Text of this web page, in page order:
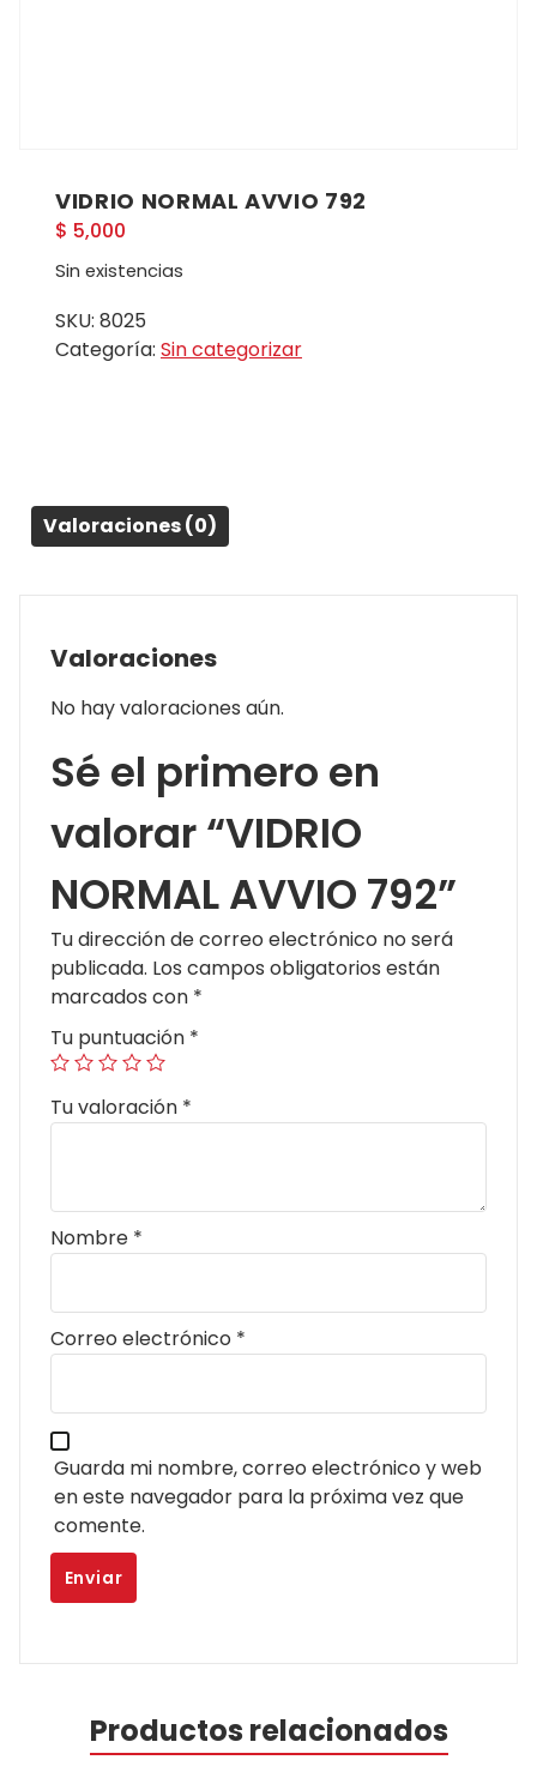
VIDRIO NORMAL AVVIO 792
$ 5,000
Sin existencias
SKU: 8025
Categoría: Sin categorizar
Valoraciones (0)
Valoraciones
No hay valoraciones aún.
Sé el primero en
valorar “VIDRIO
NORMAL AVVIO 792”
Tu dirección de correo electrónico no será
publicada. Los campos obligatorios están
marcados con *
Tu puntuación *
Tu valoración *
Nombre *
Correo electrónico *
Guarda mi nombre, correo electrónico y web
en este navegador para la próxima vez que
comente.
Productos relacionados